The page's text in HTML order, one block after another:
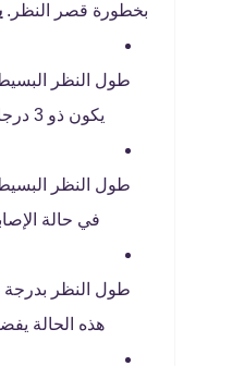
بخطورة قصر النظر.
طول النظر
يكون ذو 3 درجات ويكون متساوي في كلا العينين، وهذه الدرجة لا تسبب أي مشكلات بالرؤية.
طول النظر البسيط بدرجة
في حالة
طول النظر بدرجة 3 إلى 4.5
هذه الحالة